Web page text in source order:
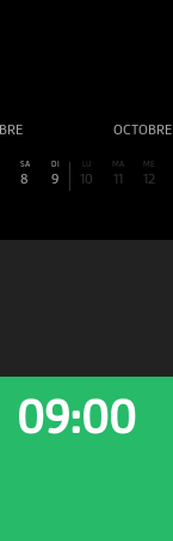
OCTOBRE
SA
8
DI
9
LU
10
MA
11
ME
12
09:00